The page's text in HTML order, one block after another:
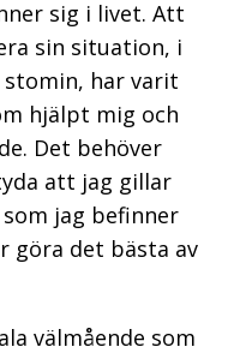
sig i livet. Att
sin situation, i
har varit
hjälpt mig och
Det behöver
att jag gillar
jag befinner
göra det bästa av
välmående som